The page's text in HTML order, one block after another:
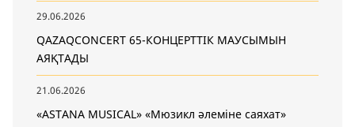
29.06.2026
QAZAQCONCERT 65-КОНЦЕРТТІК МАУСЫМЫН
АЯҚТАДЫ
21.06.2026
«ASTANA MUSICAL» «Мюзикл әлеміне саяхат»